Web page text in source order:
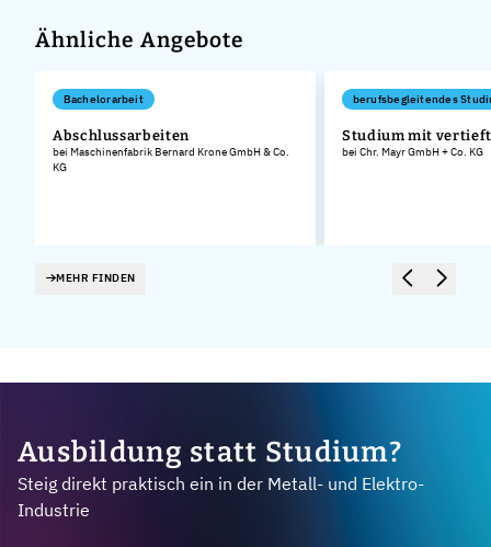
Ähnliche Angebote
Bachelorarbeit
Abschlussarbeiten
bei Maschinenfabrik Bernard Krone GmbH & Co.
KG
berufsbegleitendes
Studium mit
bei Chr. Mayr GmbH + Co. KG
MEHR FINDEN
Ausbildung statt Studium?
Steig direkt praktisch ein in der Metall- und Elektro-
Industrie